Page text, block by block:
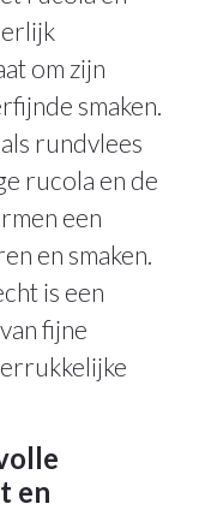
om zijn
smaken.
rundvlees
rucola en de
een
en smaken.
is een
fijne
en